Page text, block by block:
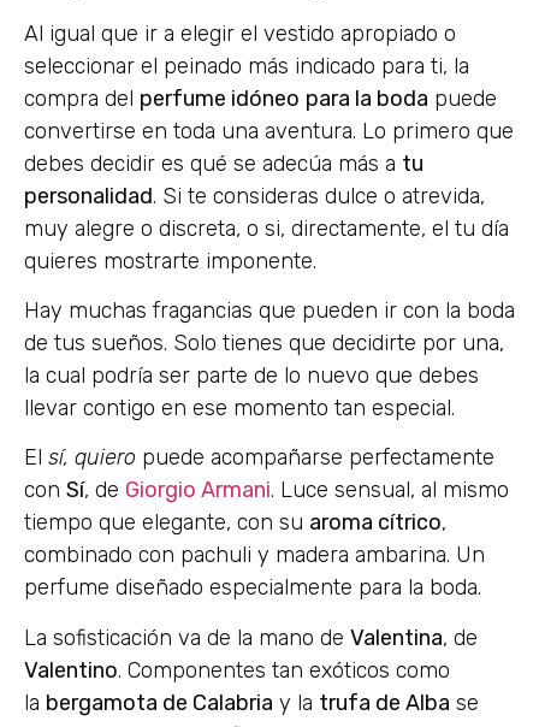
Al igual que ir a elegir el vestido apropiado o
seleccionar el peinado más indicado para ti, la
compra del perfume idóneo para la boda puede
convertirse en toda una aventura. Lo primero que
debes decidir es qué se adecúa más a tu
personalidad. Si te consideras dulce o atrevida,
muy alegre o discreta, o si, directamente, el tu día
quieres mostrarte imponente.
Hay muchas fragancias que pueden ir con la boda
de tus sueños. Solo tienes que decidirte por una,
la cual podría ser parte de lo nuevo que debes
llevar contigo en ese momento tan especial.
El sí, quiero puede acompañarse perfectamente
con Sí, de Giorgio Armani. Luce sensual, al mismo
tiempo que elegante, con su aroma cítrico,
combinado con pachuli y madera ambarina. Un
perfume diseñado especialmente para la boda.
La sofisticación va de la mano de Valentina, de
Valentino. Componentes tan exóticos como
la bergamota de Calabria y la trufa de Alba se